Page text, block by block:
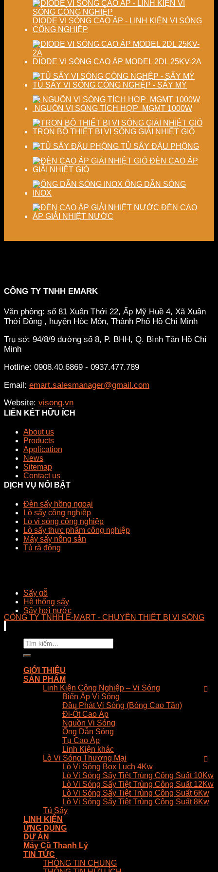
phẩm
nghiệp
DIODE VI SÓNG CAO ÁP - LINH KIỆN VI SÓNG
CÔNG NGHIỆP
DIODE VI SÓNG CAO ÁP MODEL 2DL 25KV-2A
TỦ SẤY VI SÓNG CÔNG NGHỆP - SẤY MỲ
NGUỒN VI SÓNG TÍCH HỢP MGMT 1000W
TRỌN BỘ THIẾT BỊ VI SÓNG GIẢI NHIỆT GIÓ
TỦ SẤY ĐẬU PHỘNG
ĐÈN CAO ÁP
GIẢI NHIỆT GIÓ
ỐNG DẪN SÓNG
INOX
ĐÈN CAO
ÁP GIẢI NHIỆT NƯỚC
CÔNG TY TNHH EMARK
Văn phòng: số 81 Xuân Thới 22, Ấp Mỹ Huề 4, Xã Xuân
Thới Đông , huyện Hóc Môn, Thành Phố Hồ Chí Minh
Trụ sở: 94/8/9 đường số 8, P. BHH, Q. Bình Tân Hồ Chí
Minh
Hotline: 0908.40.6869 - 0937.477.789
Email: emart.salesmanager@gmail.com
Website: visong.vn
LIÊN KẾT HỮU ÍCH
About us
Products
Application
News
Sitemap
Contact us
DỊCH VỤ NỔI BẬT
Đèn sấy hồng ngoại
Lò sấy công nghiệp
Lò vi sóng công nghiệp
Lò sấy thực phẩm công nghiệp
Máy sấy nông sản
Tủ rã đông
Sấy gỗ
Hệ thống sấy
Sấy hơi nước
CÔNG TY TNHH E-MART - CHUYÊN THIẾT BỊ VI SÓNG
Tìm
kiếm:
GIỚI THIỆU
SẢN PHẨM
Linh Kiện Công Nghiệp – Vi Sóng
Biến Áp Vi Sóng
Đầu Phát Vi Sóng (Bóng Cao Tần)
Đi-Ốt Cao Áp
Nguồn Vi Sóng
Ống Dẫn Sóng
Tụ Cao Áp
Linh Kiện khác
Lò Vi Sóng Thương Mại
Lò Vi Sóng Box Luch 4Kw
Lò Vi Sóng Sấy Tiệt Trùng Công Suất 10Kw
Lò Vi Sóng Sấy Tiệt Trùng Công Suất 12Kw
Lò Vi Sóng Sấy Tiệt Trùng Công Suất 6Kw
Lò Vi Sóng Sấy Tiệt Trùng Công Suất 8Kw
Tủ Sấy
LINH KIỆN
ỨNG DỤNG
DỰ ÁN
Máy Cũ Thanh Lý
TIN TỨC
THÔNG TIN CHUNG